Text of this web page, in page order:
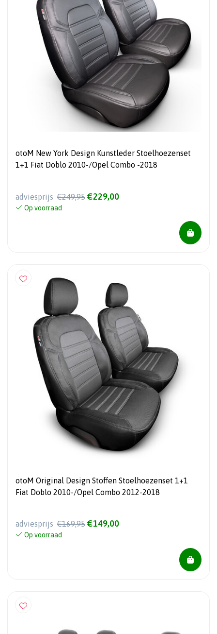
otoM New York Design Kunstleder Stoelhoezenset
1+1 Fiat Doblo 2010-/Opel Combo -2018
adviesprijs €249,95 €229,00
Op voorraad
otoM Original Design Stoffen Stoelhoezenset 1+1
Fiat Doblo 2010-/Opel Combo 2012-2018
adviesprijs €169,95 €149,00
Op voorraad